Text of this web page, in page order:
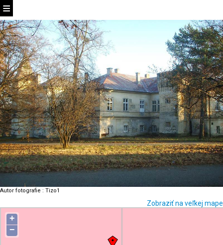
Autor fotografie : Tizo1
Zobraziť na veľkej mape
+
−